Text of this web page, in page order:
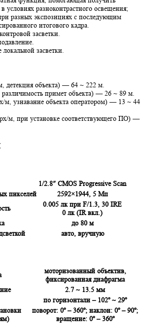
условиях разноконтрастного освещения;
разных экспозициях с последующим
итогового кадра.
засветки.
засветки.
детекция объекта) — 64 ~ 222 м.
примет объекта) — 26 ~ 89 м.
м, узнавание объекта оператором) — 13 ~ 44
м, при установке соответствующего ПО) —
1/2.8″ CMOS Progressive Scan
пикселей
2592×1944, 5 Мп
0.005 лк при F/1.3, 30 IRE
0 лк (IR вкл.)
до 80 м
авто, вручную
моторизованный объектив,
фиксированная диафрагма
2.7 ~ 13.5 мм
по горизонтали – 102º ~ 29º
поворот: 0º – 360º; наклон: 0º – 90º;
вращение: 0º – 360º